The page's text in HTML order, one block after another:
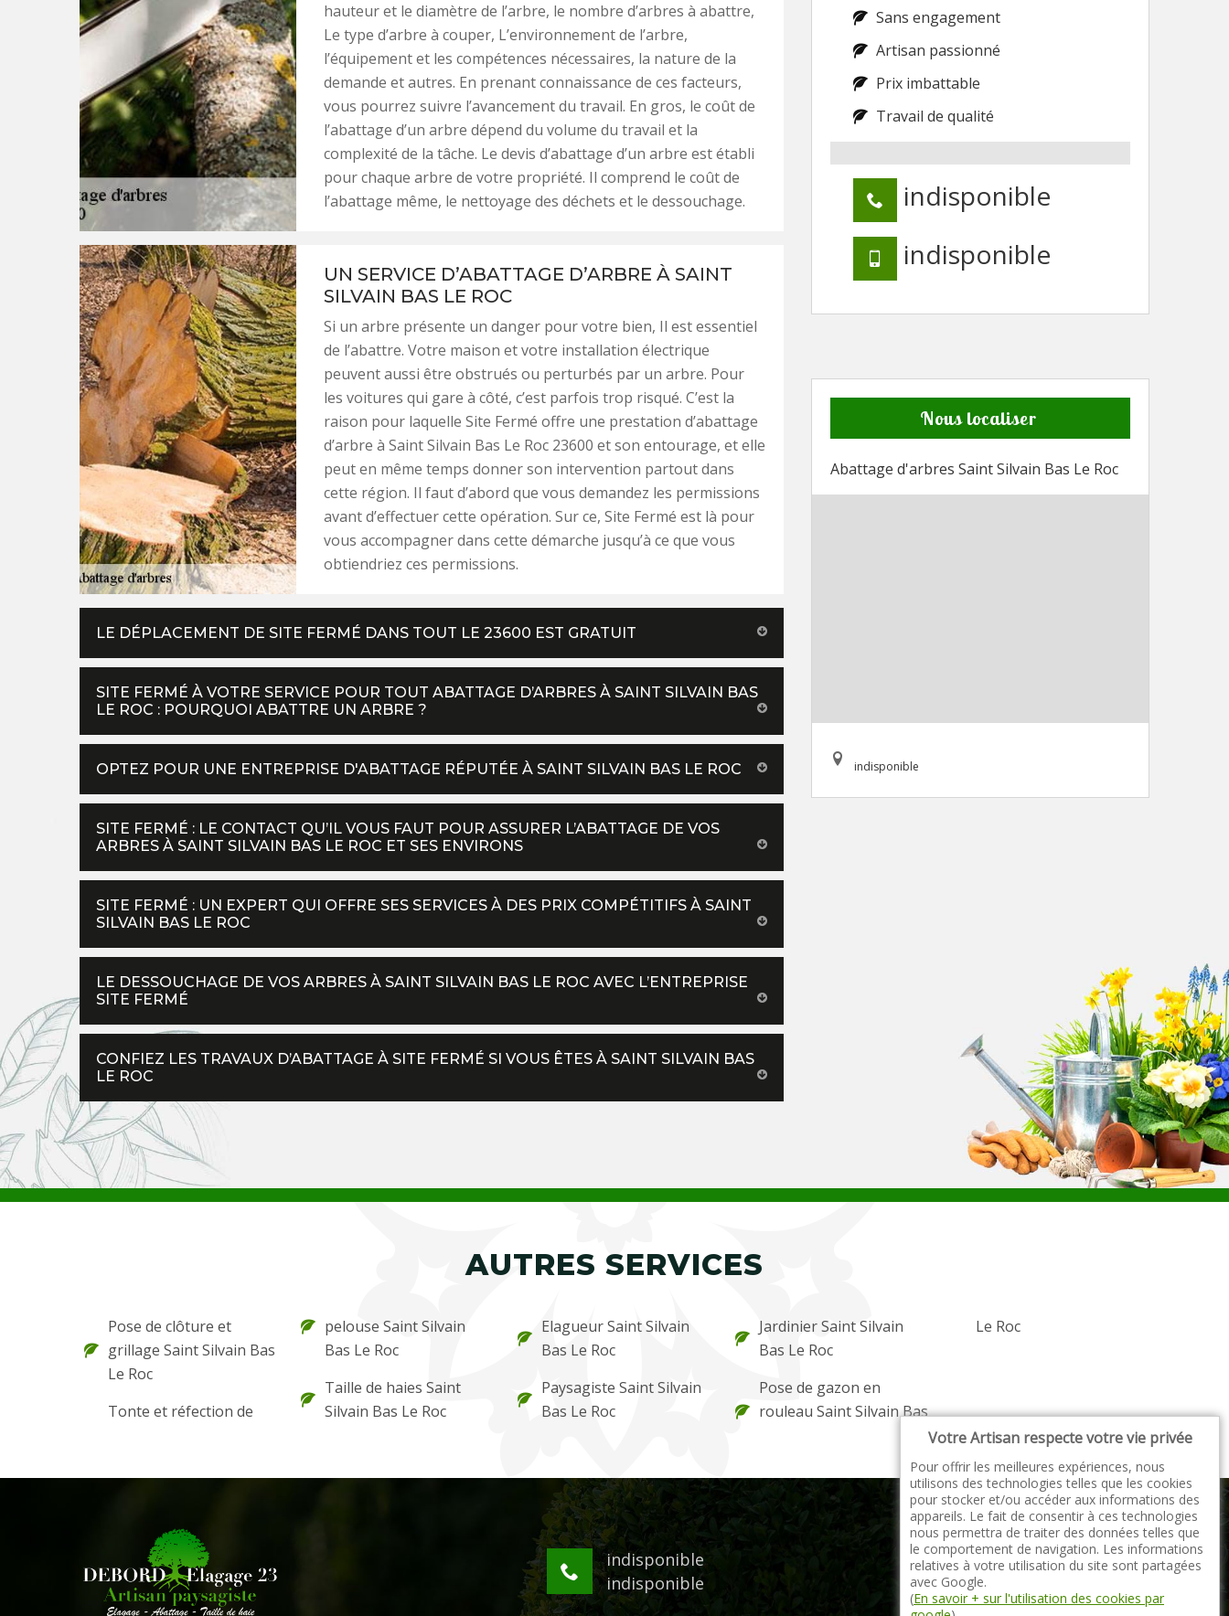
hauteur et le diamètre de l’arbre, le nombre d’arbres à abattre,
Le type d’arbre à couper, L’environnement de l’arbre,
l’équipement et les compétences nécessaires, la nature de la
demande et autres. En prenant connaissance de ces facteurs,
vous pourrez suivre l’avancement du travail. En gros, le coût de
l’abattage d’un arbre dépend du volume du travail et la
complexité de la tâche. Le devis d’abattage d’un arbre est établi
pour chaque arbre de votre propriété. Il comprend le coût de
l’abattage même, le nettoyage des déchets et le dessouchage.
UN SERVICE D’ABATTAGE D’ARBRE À SAINT
SILVAIN BAS LE ROC
Si un arbre présente un danger pour votre bien, Il est essentiel
de l’abattre. Votre maison et votre installation électrique
peuvent aussi être obstrués ou perturbés par un arbre. Pour
les voitures qui gare à côté, c’est parfois trop risqué. C’est la
raison pour laquelle Site Fermé offre une prestation d’abattage
d’arbre à Saint Silvain Bas Le Roc 23600 et son entourage, et elle
peut en même temps donner son intervention partout dans
cette région. Il faut d’abord que vous demandez les permissions
avant d’effectuer cette opération. Sur ce, Site Fermé est là pour
vous accompagner dans cette démarche jusqu’à ce que vous
obtiendriez ces permissions.
LE DÉPLACEMENT DE SITE FERMÉ DANS TOUT LE 23600 EST GRATUIT
SITE FERMÉ À VOTRE SERVICE POUR TOUT ABATTAGE D’ARBRES À SAINT SILVAIN BAS
LE ROC : POURQUOI ABATTRE UN ARBRE ?
OPTEZ POUR UNE ENTREPRISE D'ABATTAGE RÉPUTÉE À SAINT SILVAIN BAS LE ROC
SITE FERMÉ : LE CONTACT QU’IL VOUS FAUT POUR ASSURER L’ABATTAGE DE VOS
ARBRES À SAINT SILVAIN BAS LE ROC ET SES ENVIRONS
SITE FERMÉ : UN EXPERT QUI OFFRE SES SERVICES À DES PRIX COMPÉTITIFS À SAINT
SILVAIN BAS LE ROC
LE DESSOUCHAGE DE VOS ARBRES À SAINT SILVAIN BAS LE ROC AVEC L’ENTREPRISE
SITE FERMÉ
CONFIEZ LES TRAVAUX D’ABATTAGE À SITE FERMÉ SI VOUS ÊTES À SAINT SILVAIN BAS
LE ROC
Sans engagement
Artisan passionné
Prix imbattable
Travail de qualité
indisponible
indisponible
Nous localiser
Abattage d'arbres Saint Silvain Bas Le Roc
indisponible
AUTRES SERVICES
Pose de clôture et
grillage Saint Silvain Bas
Le Roc
Tonte et réfection de
pelouse Saint Silvain
Bas Le Roc
Taille de haies Saint
Silvain Bas Le Roc
Elagueur Saint Silvain
Bas Le Roc
Paysagiste Saint Silvain
Bas Le Roc
Jardinier Saint Silvain
Bas Le Roc
Pose de gazon en
rouleau Saint Silvain Bas
Le Roc
indisponible
indisponible
indisponible
Votre Artisan respecte votre vie privée
Pour offrir les meilleures expériences, nous
utilisons des technologies telles que les cookies
pour stocker et/ou accéder aux informations des
appareils. Le fait de consentir à ces technologies
nous permettra de traiter des données telles que
le comportement de navigation. Les informations
relatives à votre utilisation du site sont partagées
avec Google.
(En savoir + sur l'utilisation des cookies par